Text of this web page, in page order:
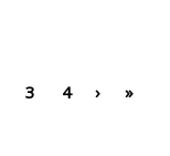
3 4 › »